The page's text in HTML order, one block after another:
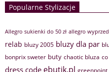
Popularne Stylizacje
Allegro sukienki do 50 zł allegro
relab bluzy 2005 bluzy dla par
bonprix sweter buty chaotic bluza
dress code ebutik.pl greenpoint